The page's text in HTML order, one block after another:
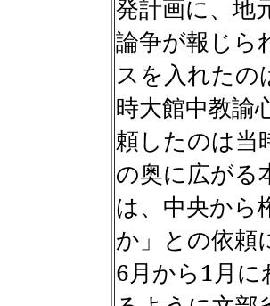
発計画に、地
論争が報じら
スを入れたの
時大館中教諭
頼したのは当
の奥に広がる
は、中央から
か」との依頼
6月から1月